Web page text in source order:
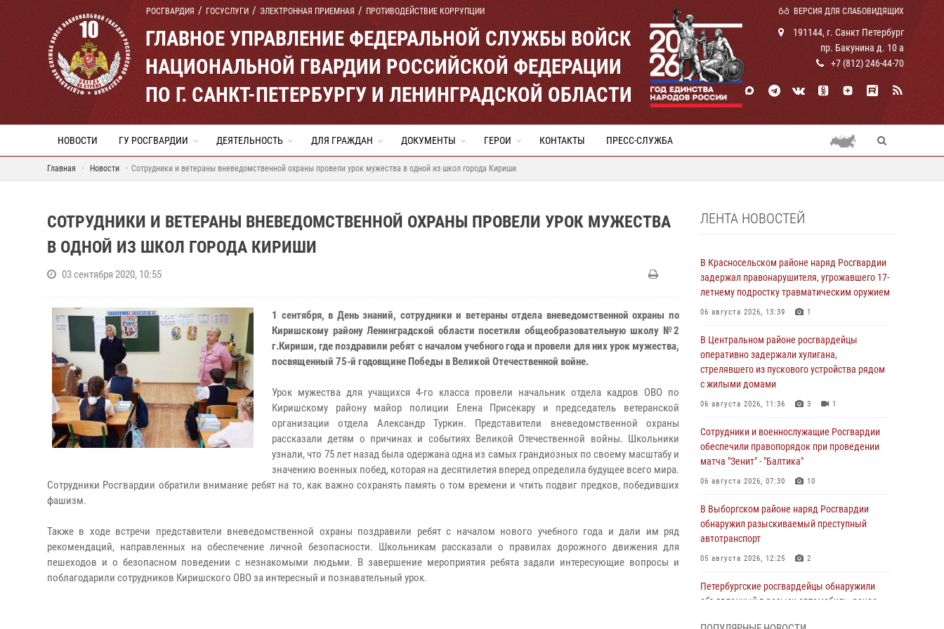
РОСГВАРДИЯ ГОСУСЛУГИ ЭЛЕКТРОННАЯ ПРИЕМНАЯ ПРОТИВОДЕЙСТВИЕ КОРРУПЦИИ ВЕРСИЯ ДЛЯ СЛАБОВИДЯЩИХ
ГЛАВНОЕ УПРАВЛЕНИЕ ФЕДЕРАЛЬНОЙ СЛУЖБЫ ВОЙСК
НАЦИОНАЛЬНОЙ ГВАРДИИ РОССИЙСКОЙ ФЕДЕРАЦИИ
ПО Г. САНКТ-ПЕТЕРБУРГУ И ЛЕНИНГРАДСКОЙ ОБЛАСТИ
191144, г. Санкт Петербург
пр. Бакунина д. 10 а
+7 (812) 246-44-70
НОВОСТИ ГУ РОСГВАРДИИ ДЕЯТЕЛЬНОСТЬ ДЛЯ ГРАЖДАН ДОКУМЕНТЫ ГЕРОИ КОНТАКТЫ ПРЕСС-СЛУЖБА
Главная Новости Сотрудники и ветераны вневедомственной охраны провели урок мужества в одной из школ города Кириши
СОТРУДНИКИ И ВЕТЕРАНЫ ВНЕВЕДОМСТВЕННОЙ ОХРАНЫ ПРОВЕЛИ УРОК МУЖЕСТВА
В ОДНОЙ ИЗ ШКОЛ ГОРОДА КИРИШИ
03 сентября 2020, 10:55
1 сентября, в День знаний, сотрудники и ветераны отдела вневедомственной охраны по
Киришскому району Ленинградской области посетили общеобразовательную школу №2
г.Кириши, где поздравили ребят с началом учебного года и провели для них урок мужества,
посвященный 75-й годовщине Победы в Великой Отечественной войне.
Урок мужества для учащихся 4-го класса провели начальник отдела кадров ОВО по
Киришскому району майор полиции Елена Присекару и председатель ветеранской
организации отдела Александр Туркин. Представители вневедомственной охраны
рассказали детям о причинах и событиях Великой Отечественной войны. Школьники
узнали, что 75 лет назад была одержана одна из самых грандиозных по своему масштабу и
значению военных побед, которая на десятилетия вперед определила будущее всего мира.
Сотрудники Росгвардии обратили внимание ребят на то, как важно сохранять память о том времени и чтить подвиг предков, победивших
фашизм.
Также в ходе встречи представители вневедомственной охраны поздравили ребят с началом нового учебного года и дали им ряд
рекомендаций, направленных на обеспечение личной безопасности. Школьникам рассказали о правилах дорожного движения для
пешеходов и о безопасном поведении с незнакомыми людьми. В завершение мероприятия ребята задали интересующие вопросы и
поблагодарили сотрудников Киришского ОВО за интересный и познавательный урок.
ЛЕНТА НОВОСТЕЙ
В Красносельском районе наряд Росгвардии
задержал правонарушителя, угрожавшего 17-
летнему подростку травматическим оружием
06 августа 2026, 13:39 1
В Центральном районе росгвардейцы
оперативно задержали хулигана,
стрелявшего из пускового устройства рядом
с жилыми домами
06 августа 2026, 11:36 3 1
Сотрудники и военнослужащие Росгвардии
обеспечили правопорядок при проведении
матча "Зенит" - "Балтика"
06 августа 2026, 07:30 10
В Выборгском районе наряд Росгвардии
обнаружил разыскиваемый преступный
автотранспорт
05 августа 2026, 12:25 2
Петербургские росгвардейцы обнаружили
объявленный в розыск автомобиль, ранее